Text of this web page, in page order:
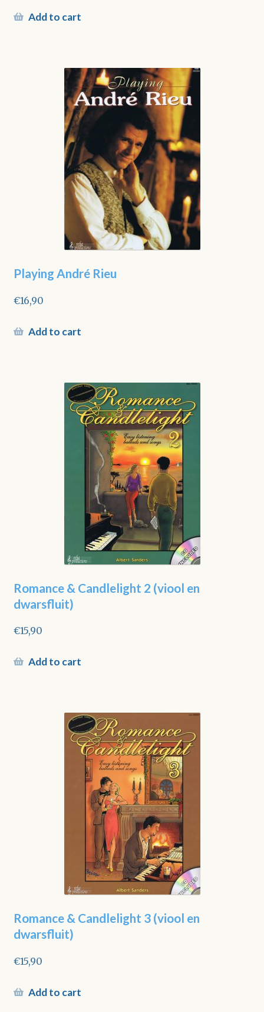
Add to cart
Playing André Rieu
€16,90
Add to cart
Romance & Candlelight 2 (viool en
dwarsfluit)
€15,90
Add to cart
Romance & Candlelight 3 (viool en
dwarsfluit)
€15,90
Add to cart